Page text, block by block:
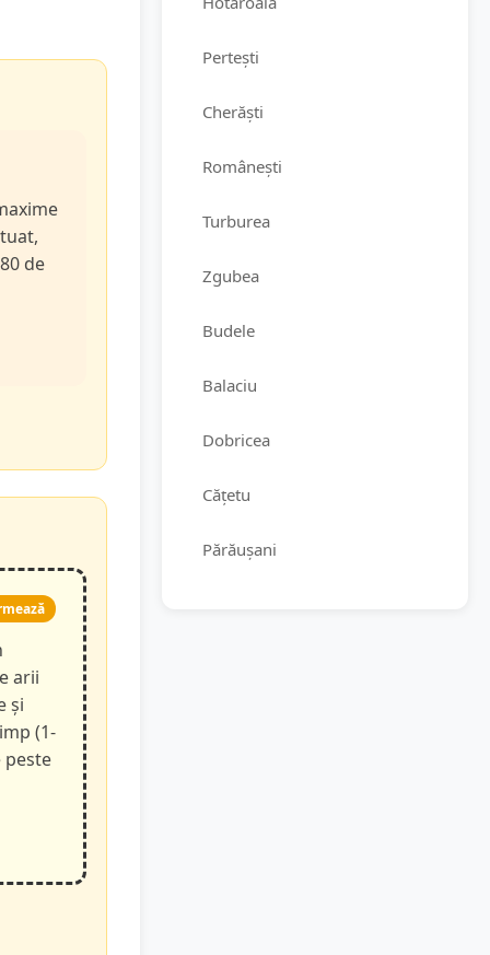
de
arii
și
(1-
peste
Pertești
Cherăști
Românești
Turburea
Zgubea
Budele
Balaciu
Dobricea
Cățetu
Părăușani